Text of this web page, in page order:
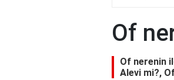
Of
Of nerenin
Alevi mi?,